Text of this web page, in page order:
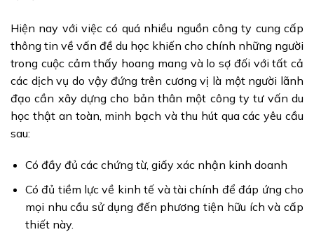
Hiện nay với việc có quá nhiều nguồn công ty cung cấp
thông tin về vấn đề du học khiến cho chính những người
trong cuộc cảm thấy hoang mang và lo sợ đối với tất cả
các dịch vụ do vậy đứng trên cương vị là một người lãnh
đạo cần xây dựng cho bản thân một công ty tư vấn du
học thật an toàn, minh bạch và thu hút qua các yêu cầu
sau:
Có đầy đủ các chứng từ, giấy xác nhận kinh doanh
Có đủ tiềm lực về kinh tế và tài chính để đáp ứng cho
mọi nhu cầu sử dụng đến phương tiện hữu ích và cấp
thiết này.